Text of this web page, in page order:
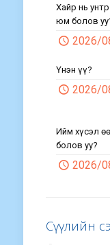
Хайр нь
юм болов
2026/
Үнэн үү?
2026/
Ийм хүсэл
болов уу?
2026/
Сүүлийн